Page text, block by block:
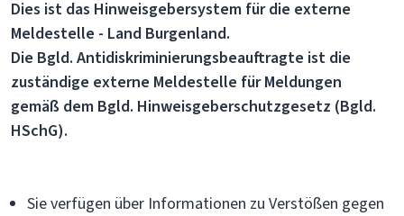
Dies ist das Hinweisgebersystem für die externe
Meldestelle - Land Burgenland.
Die Bgld. Antidiskriminierungsbeauftragte ist die
zuständige externe Meldestelle für Meldungen
gemäß dem Bgld. Hinweisgeberschutzgesetz (Bgld.
HSchG).
Sie verfügen über Informationen zu Verstößen gegen